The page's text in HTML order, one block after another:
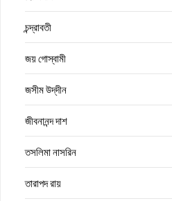
চন্দ্রাবতী
জয় গোস্বামী
জসীম উদ্‌দীন
জীবনানন্দ দাশ
তসলিমা নাসরিন
তারাপদ রায়